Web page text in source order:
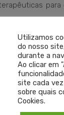
ESTADUAL DA SAÚDE
Utilizamos
do nosso
durante a
Ao clicar em
site cada
sobre quais
Cookies.